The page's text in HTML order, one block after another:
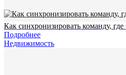
Как синхронизировать команду,
Подробнее
Недвижимость